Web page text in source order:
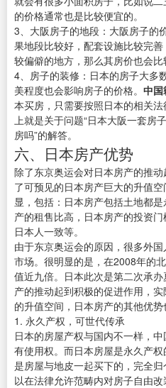
的价格通常也是比较便宜的。
3、大阪房子的地段：大阪房子的
果地段比较好，配套设施比较完
较偏僻的地方，那么其房价也会比
4、房子的装修：日本的房子大多
美程度也会影响房子的价格。 中国
本买房，只需要按照日本的相关
上就是关于问题“日本大阪一套房
房吗”的解答。
六、日本房产优势
除了东京奥运会对日本房产的推
了可预见的日本房产巨大的升值
显，包括：日本房产包括土地都
产的租售比高，日本房产的投资
日本人一致等。
由于东京奥运会的原因，很多外
市场。很明显的是，在2008年的
值近九倍。日本此次是第二次承
产的推动起到积极的促进作用，
的升值空间，日本房产的其他优势
1. 永久产权，可世代传承
日本的房屋产权与国内不一样，
有使用权。而日本房屋是永久产
是房屋与地皮一起买下的，完全
以在法律允许范畴内对房子自由